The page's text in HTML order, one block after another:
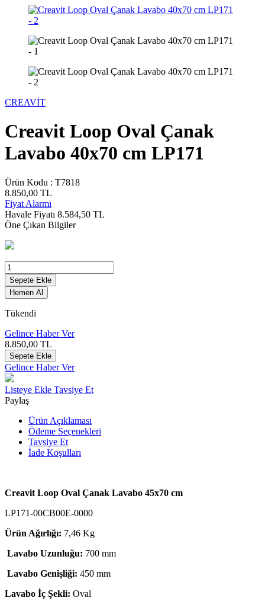
CREAVİT
Creavit Loop Oval Çanak
Lavabo 40x70 cm LP171
Ürün Kodu : T7818
8.850,00 TL
Fiyat Alarmı
Havale Fiyatı 8.584,50 TL
Öne Çıkan Bilgiler
Sepete Ekle
Hemen Al
Tükendi
Gelince Haber Ver
8.850,00 TL
Sepete Ekle
Gelince Haber Ver
Listeye Ekle Tavsiye Et
Paylaş
Ürün Açıklaması
Ödeme Seçenekleri
Tavsiye Et
İade Koşulları
Creavit Loop Oval Çanak Lavabo 45x70 cm
LP171-00CB00E-0000
Ürün Ağırlığı: 7,46 Kg
Lavabo Uzunluğu: 700 mm
Lavabo Genişliği: 450 mm
Lavabo İç Şekli: Oval